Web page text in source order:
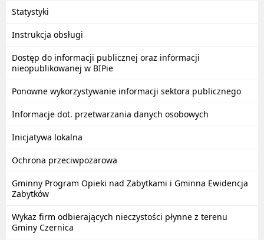
Statystyki
Instrukcja obsługi
Dostęp do informacji publicznej oraz informacji
nieopublikowanej w BIPie
Ponowne wykorzystywanie informacji sektora publicznego
Informacje dot. przetwarzania danych osobowych
Inicjatywa lokalna
Ochrona przeciwpożarowa
Gminny Program Opieki nad Zabytkami i Gminna Ewidencja
Zabytków
Wykaz firm odbierających nieczystości płynne z terenu
Gminy Czernica